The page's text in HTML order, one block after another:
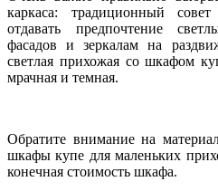
каркаса: традиционный совет
отдавать предпочтение
фасадов и зеркалам на
светлая прихожая со шкафом
мрачная и темная.
Обратите внимание на
шкафы купе для маленьких
конечная стоимость шкафа.